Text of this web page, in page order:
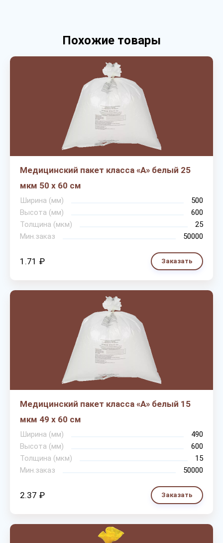
Похожие товары
Медицинский пакет класса «А» белый 25
мкм 50 х 60 см
Ширина (мм)
500
Высота (мм)
600
Толщина (мкм)
25
Мин.заказ
50000
1.71 ₽ Заказать
Медицинский пакет класса «А» белый 15
мкм 49 х 60 см
Ширина (мм)
490
Высота (мм)
600
Толщина (мкм)
15
Мин.заказ
50000
2.37 ₽ Заказать